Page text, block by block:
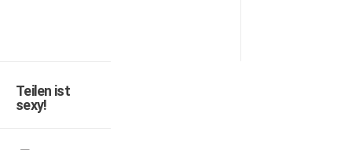
Teilen ist
sexy!